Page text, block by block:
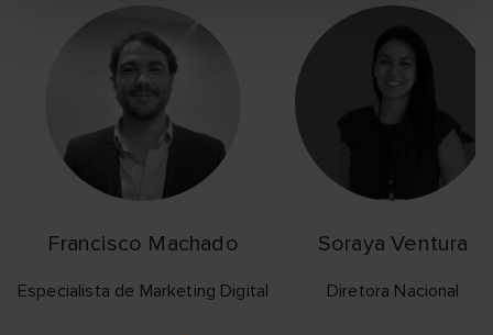
Francisco Machado
Especialista de Marketing Digital
Soraya Ventura
Diretora Nacional